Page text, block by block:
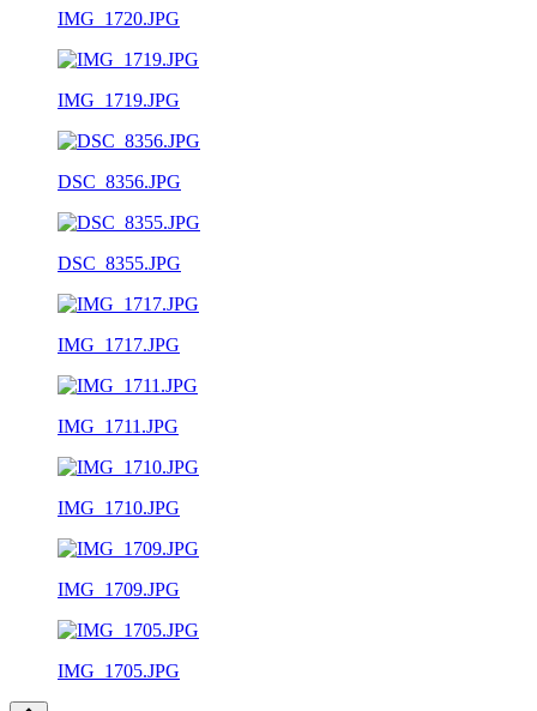
IMG_1720.JPG
IMG_1719.JPG
DSC_8356.JPG
DSC_8355.JPG
IMG_1717.JPG
IMG_1711.JPG
IMG_1710.JPG
IMG_1709.JPG
IMG_1705.JPG